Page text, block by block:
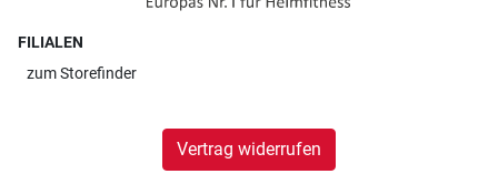
FILIALEN
zumStorefinder
Vertrag widerrufen